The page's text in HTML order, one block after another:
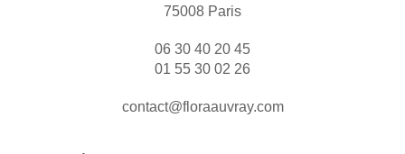
75008 Paris
06 30 40 20 45
01 55 30 02 26
contact@floraauvray.com